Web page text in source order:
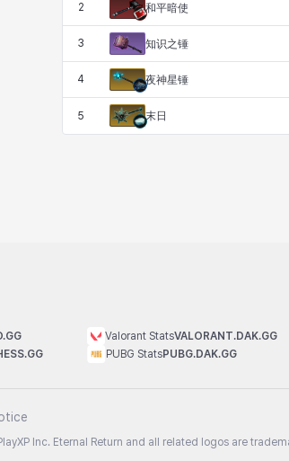
2 和平暗使
3 知识之锤
4 夜神星锤
5 末日
Valorant StatsVALORANT.DAK.GG
PUBG StatsPUBG.DAK.GG
Inc. Eternal Return and all related logos are